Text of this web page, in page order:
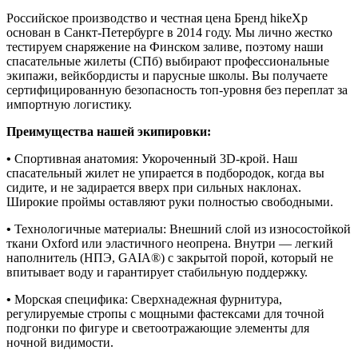
Российское производство и честная цена Бренд hikeXp
основан в Санкт-Петербурге в 2014 году. Мы лично жестко
тестируем снаряжение на Финском заливе, поэтому наши
спасательные жилеты (СПб) выбирают профессиональные
экипажи, вейкбордисты и парусные школы. Вы получаете
сертифицированную безопасность топ-уровня без переплат за
импортную логистику.
Преимущества нашей экипировки:
• Спортивная анатомия: Укороченный 3D-крой. Наш
спасательный жилет не упирается в подбородок, когда вы
сидите, и не задирается вверх при сильных наклонах.
Широкие проймы оставляют руки полностью свободными.
• Технологичные материалы: Внешний слой из износостойкой
ткани Oxford или эластичного неопрена. Внутри — легкий
наполнитель (НПЭ, GAIA®) с закрытой порой, который не
впитывает воду и гарантирует стабильную поддержку.
• Морская специфика: Сверхнадежная фурнитура,
регулируемые стропы с мощными фастексами для точной
подгонки по фигуре и светоотражающие элементы для
ночной видимости.